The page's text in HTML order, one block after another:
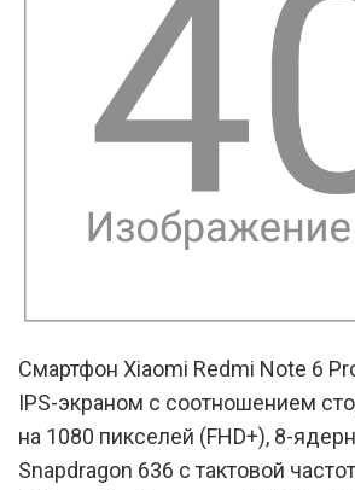
Смартфон Xiaomi Redmi Note 6
IPS-экраном с соотношением
на 1080 пикселей (FHD+), 8-
Snapdragon 636 с тактовой